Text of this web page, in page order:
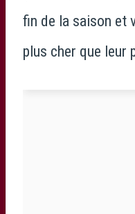
fin de la saison et
plus cher que leur